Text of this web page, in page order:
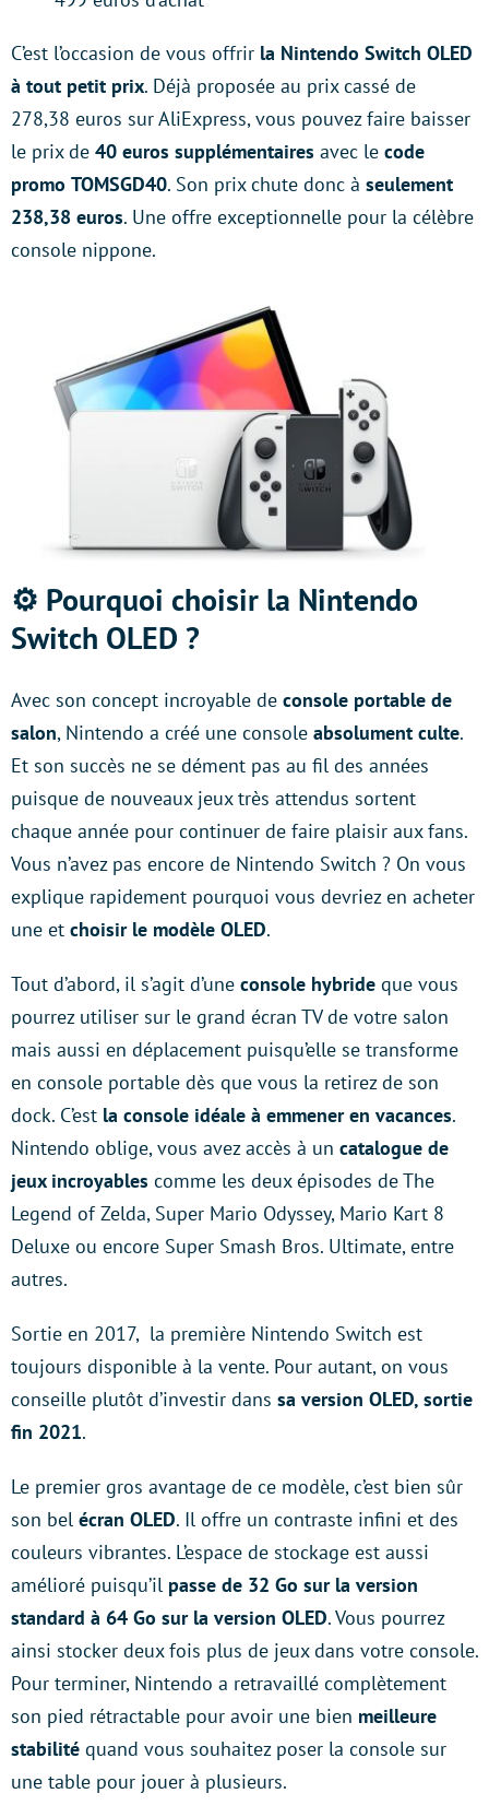
C’est l’occasion de vous offrir la Nintendo Switch OLED
à tout petit prix. Déjà proposée au prix cassé de
278,38 euros sur AliExpress, vous pouvez faire baisser
le prix de 40 euros supplémentaires avec le code
promo TOMSGD40. Son prix chute donc à seulement
238,38 euros. Une offre exceptionnelle pour la célèbre
console nippone.
⚙️ Pourquoi choisir la Nintendo
Switch OLED ?
Avec son concept incroyable de console portable de
salon, Nintendo a créé une console absolument culte.
Et son succès ne se dément pas au fil des années
puisque de nouveaux jeux très attendus sortent
chaque année pour continuer de faire plaisir aux fans.
Vous n’avez pas encore de Nintendo Switch ? On vous
explique rapidement pourquoi vous devriez en acheter
une et choisir le modèle OLED.
Tout d’abord, il s’agit d’une console hybride que vous
pourrez utiliser sur le grand écran TV de votre salon
mais aussi en déplacement puisqu’elle se transforme
en console portable dès que vous la retirez de son
dock. C’est la console idéale à emmener en vacances.
Nintendo oblige, vous avez accès à un catalogue de
jeux incroyables comme les deux épisodes de The
Legend of Zelda, Super Mario Odyssey, Mario Kart 8
Deluxe ou encore Super Smash Bros. Ultimate, entre
autres.
Sortie en 2017, la première Nintendo Switch est
toujours disponible à la vente. Pour autant, on vous
conseille plutôt d’investir dans sa version OLED, sortie
fin 2021.
Le premier gros avantage de ce modèle, c’est bien sûr
son bel écran OLED. Il offre un contraste infini et des
couleurs vibrantes. L’espace de stockage est aussi
amélioré puisqu’il passe de 32 Go sur la version
standard à 64 Go sur la version OLED. Vous pourrez
ainsi stocker deux fois plus de jeux dans votre console.
Pour terminer, Nintendo a retravaillé complètement
son pied rétractable pour avoir une bien meilleure
stabilité quand vous souhaitez poser la console sur
une table pour jouer à plusieurs.